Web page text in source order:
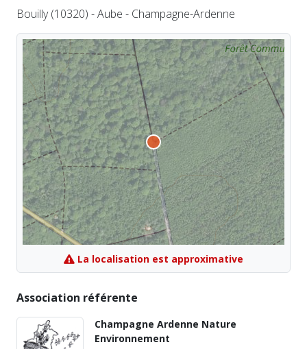
Bouilly (10320) - Aube - Champagne-Ardenne
La localisation est approximative
Association référente
Champagne Ardenne Nature
Environnement